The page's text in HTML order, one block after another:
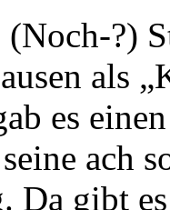
(Noch-?)
als
es
ach
Da gibt